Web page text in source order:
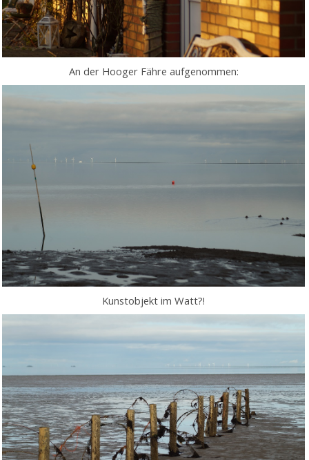
An der Hooger Fähre aufgenommen:
Kunstobjekt im Watt?!